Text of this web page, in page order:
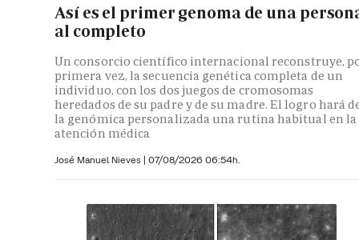
Así es el primer genoma de una
al completo
Un consorcio científico internacional reconstruye,
primera vez, la secuencia genética completa de un
individuo, con los dos juegos de cromosomas
heredados de su padre y de su madre. El logro hará
la genómica personalizada una rutina habitual en la
atención médica
José Manuel Nieves | 07/08/2026 06:54h.